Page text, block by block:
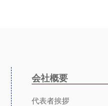
会社概要
代表者挨拶